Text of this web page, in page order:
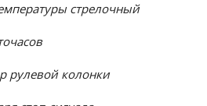
стрелочный
рулевой колонки